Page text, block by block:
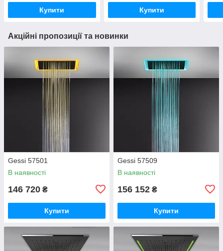
Купити Купити
Акційні пропозиції та новинки
Gessi 57501
В наявності
146 720 ₴
Купити
Gessi 57509
В наявності
156 152 ₴
Купити